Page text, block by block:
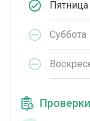
Пятница
Суббота
Проверки